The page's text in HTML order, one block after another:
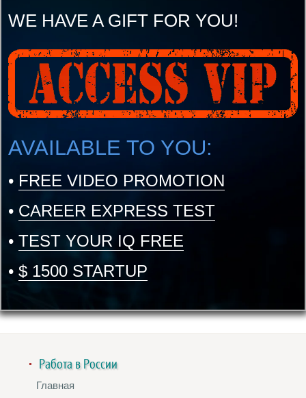
WE HAVE A GIFT FOR YOU!
AVAILABLE TO YOU:
• FREE VIDEO PROMOTION
• CAREER EXPRESS TEST
• TEST YOUR IQ FREE
• $ 1500 STARTUP
Работа в России
Главная